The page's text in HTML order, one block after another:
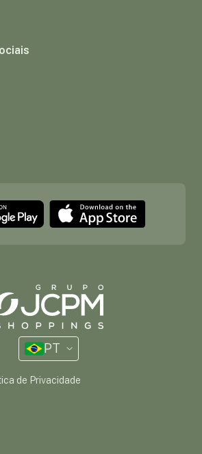
PT
de Privacidade